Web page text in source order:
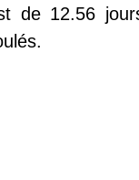
de 12.56